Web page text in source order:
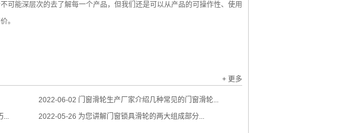
可能深层次的去了解每一个产品，但我们还是可以从产品的可操作性、使用
。
+ 更多
2022-06-02 门窗滑轮生产厂家介绍几种常见的门窗滑轮...
... 2022-05-26 为您讲解门窗锁具滑轮的两大组成部分...